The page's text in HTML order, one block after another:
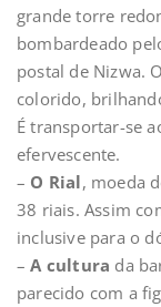
grande torre
bombardeado
postal de Nizwa.
colorido,
É transportar-se
efervescente.
– O Rial, moeda
38 riais. Assim
inclusive para o
–A cultura da
parecido com a